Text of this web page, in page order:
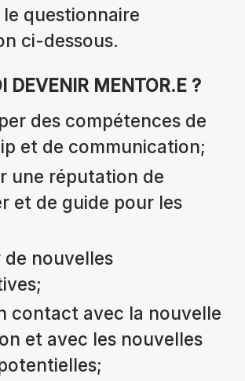
questionnaire
ci-dessous.
DEVENIR MENTOR.E ?
des compétences de
et de communication;
une réputation de
et de guide pour les
nouvelles
contact avec la nouvelle
et avec les nouvelles